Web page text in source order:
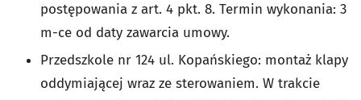
postępowania z art. 4 pkt. 8. Termin wykonania: 3
m-ce od daty zawarcia umowy.
Przedszkole nr 124 ul. Kopańskiego: montaż klapy
oddymiającej wraz ze sterowaniem. W trakcie